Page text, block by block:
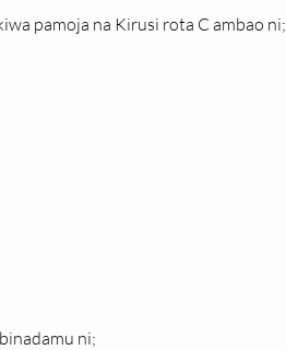
pamoja na Kirusi rota C ambao ni;
ni;